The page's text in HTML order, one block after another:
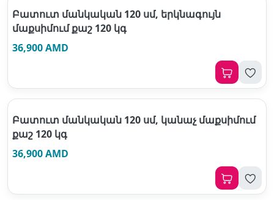
Բատուտ մանկական 120 սմ, երկնագույն
մաքսիմում քաշ 120 կգ
36,900 AMD
Բատուտ մանկական 120 սմ, կանաչ մաքսիմում
քաշ 120 կգ
36,900 AMD